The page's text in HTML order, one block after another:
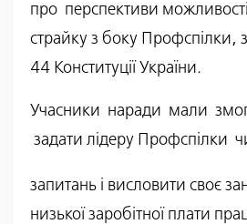
про перспективи
страйку з боку Профспілки,
44 Конституції України.
Учасники наради мали
задати лідеру Профспілки
запитань і висловити своє
низької заробітної плати